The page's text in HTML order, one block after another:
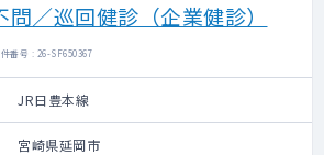
／巡回健診（企業健診）
番号 : 26-SF650367
JR日豊本線
宮崎県延岡市